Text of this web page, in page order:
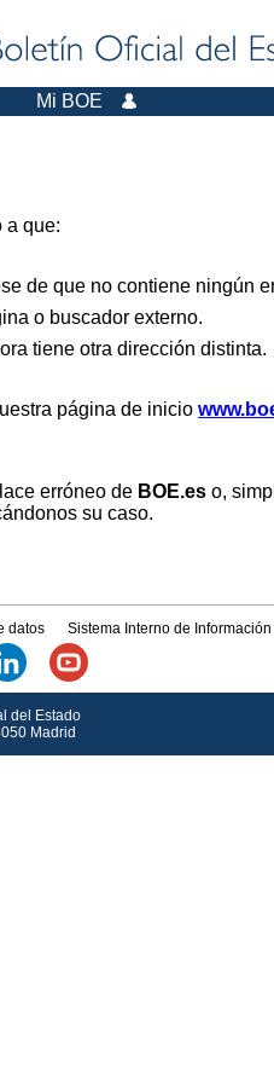
Mi BOE
a que:
de que no contiene ningún
o buscador externo.
tiene otra dirección distinta.
página de inicio
erróneo de BOE.es o,
su caso.
datos Sistema Interno de Información
del Estado
Madrid